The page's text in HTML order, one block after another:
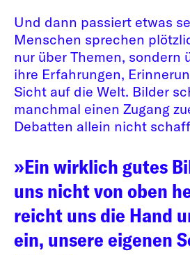
Und dann passiert etwas
Menschen sprechen
nur über Themen, sondern
ihre Erfahrungen,
Sicht auf die Welt. Bilder
manchmal einen Zugang
Debatten allein nicht
»Ein wirklich gutes
uns nicht von oben
reicht uns die Hand
ein, unsere eigenen